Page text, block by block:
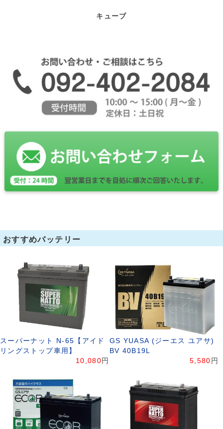
キューブ
おすすめバッテリー
スーパーナット N-65【アイド
リングストップ車用】
10,080 円
GS YUASA (ジーエス ユアサ)
BV 40B19L
5,580 円